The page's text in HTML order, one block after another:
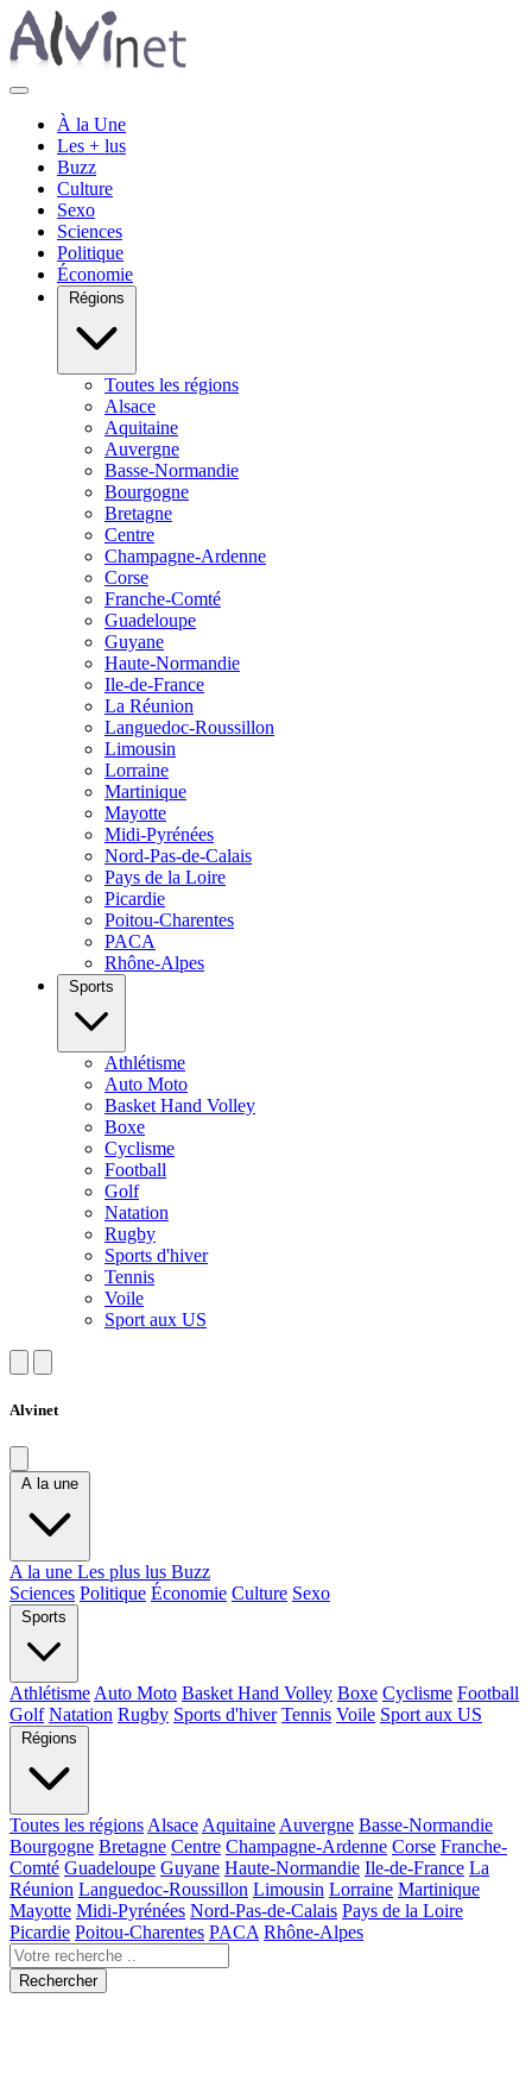
À la Une
Les + lus
Buzz
Culture
Sexo
Sciences
Politique
Économie
Régions
Toutes les régions
Alsace
Aquitaine
Auvergne
Basse-Normandie
Bourgogne
Bretagne
Centre
Champagne-Ardenne
Corse
Franche-Comté
Guadeloupe
Guyane
Haute-Normandie
Ile-de-France
La Réunion
Languedoc-Roussillon
Limousin
Lorraine
Martinique
Mayotte
Midi-Pyrénées
Nord-Pas-de-Calais
Pays de la Loire
Picardie
Poitou-Charentes
PACA
Rhône-Alpes
Sports
Athlétisme
Auto Moto
Basket Hand Volley
Boxe
Cyclisme
Football
Golf
Natation
Rugby
Sports d'hiver
Tennis
Voile
Sport aux US
Alvinet
A la une
A la une Les plus lus Buzz
Sciences Politique Économie Culture Sexo
Sports
Athlétisme Auto Moto Basket Hand Volley Boxe Cyclisme Football
Golf Natation Rugby Sports d'hiver Tennis Voile Sport aux US
Régions
Toutes les régions Alsace Aquitaine Auvergne Basse-Normandie
Bourgogne Bretagne Centre Champagne-Ardenne Corse Franche-
Comté Guadeloupe Guyane Haute-Normandie Ile-de-France La
Réunion Languedoc-Roussillon Limousin Lorraine Martinique
Mayotte Midi-Pyrénées Nord-Pas-de-Calais Pays de la Loire
Picardie Poitou-Charentes PACA Rhône-Alpes
Rechercher